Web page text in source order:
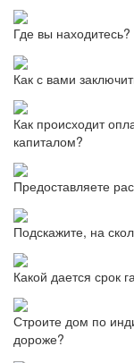
Где вы находитесь?
Как с вами
Как происходит
капиталом?
Предоставляете
Подскажите, на
Какой дается срок
Строите дом по
дороже?